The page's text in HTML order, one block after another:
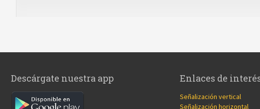
Descárgate nuestra app Enlaces de
Señalización vertical
Señalización horizontal